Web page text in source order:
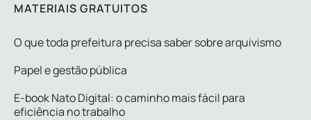
MATERIAIS GRATUITOS
O que toda prefeitura precisa saber sobre arquivismo
Papel e gestão pública
E-book Nato Digital: o caminho mais fácil para
eficiência no trabalho